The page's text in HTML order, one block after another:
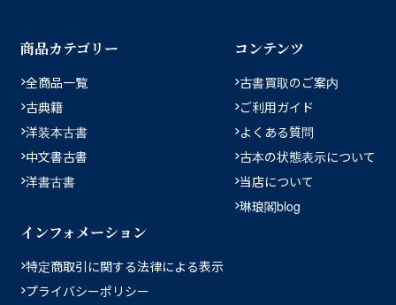
商品カテゴリー
全商品一覧
古典籍
洋装本古書
中文書古書
洋書古書
コンテンツ
古書買取のご案内
ご利用ガイド
よくある質問
古本の状態表示について
当店について
琳琅閣blog
インフォメーション
特定商取引に関する法律による表示
プライバシーポリシー